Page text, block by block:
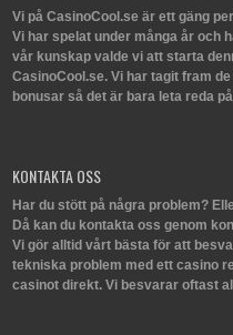
Vi på CasinoCool.se är ett gäng
Vi har spelat under många år och
vår kunskap valde vi att starta
CasinoCool.se. Vi har tagit fram
bonusar så det är bara leta reda
KONTAKTA OSS
Har du stött på några problem?
Då kan du kontakta oss genom
Vi gör alltid vårt bästa för att
tekniska problem med ett casino
casinot direkt. Vi besvarar oftast